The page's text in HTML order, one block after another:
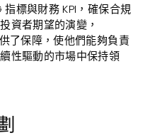
標與財務 KPI，確保合規
資者期望的演變，
了保障，使他們能夠負責
性驅動的市場中保持領